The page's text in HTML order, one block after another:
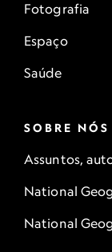
Fotografia
Espaço
Saúde
SOBRE NÓS
Assuntos,
National
National